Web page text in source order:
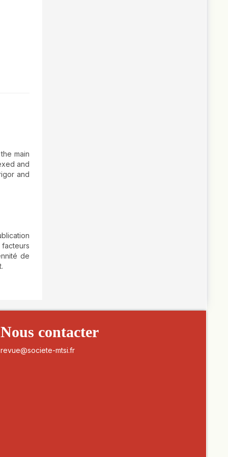
main
and
and
de
Nous contacter
revue@societe-mtsi.fr